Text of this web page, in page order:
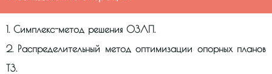
1. Симплекс-метод решения ОЗЛП.
2. Распределительный метод оптимизации опорных планов
ТЗ.